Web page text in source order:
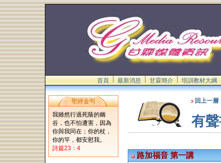
首頁 最新消息 甘霖簡介 培訓教材大綱
聖經金句
我雖然行過死蔭的幽
谷，也不怕遭害，因為
你與我同在；你的杖，
你的竿，都安慰我。
詩篇23：4
回上一層
有
路加福音 第一講